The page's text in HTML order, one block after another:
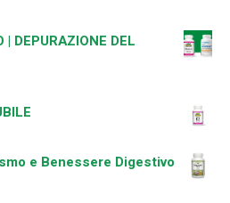
| DEPURAZIONE DEL
e Benessere Digestivo